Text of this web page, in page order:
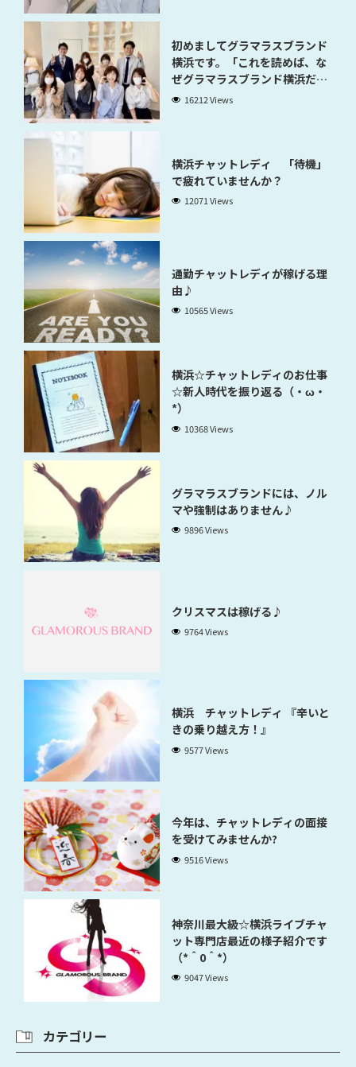
初めましてグラマラスブランド
横浜です。「これを読めば、な
ぜグラマラスブランド横浜だと
稼げるのかが分かります」
16212 Views
横浜チャットレディ 「待機」
で疲れていませんか？
12071 Views
通勤チャットレディが稼げる理
由♪
10565 Views
横浜☆チャットレディのお仕事
☆新人時代を振り返る（・ω・
*）
10368 Views
グラマラスブランドには、ノル
マや強制はありません♪
9896 Views
クリスマスは稼げる♪
9764 Views
横浜 チャットレディ 『辛いと
きの乗り越え方！』
9577 Views
今年は、チャットレディの面接
を受けてみませんか?
9516 Views
神奈川最大級☆横浜ライブチャ
ット専門店最近の様子紹介です
（*＾0＾*）
9047 Views
カテゴリー